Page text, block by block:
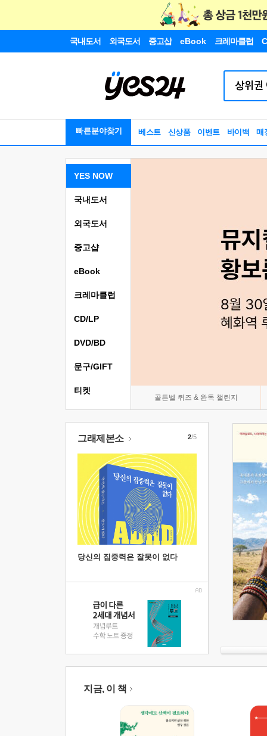
국내도서 외국도서 중고샵 eBook 크레마클럽
빠른분야찾기 베스트 신상품 이벤트 바이백 매
YES NOW
골든벨 퀴즈 & 완독 챌린지
국내도서
외국도서
중고샵
eBook
크레마클럽
CD/LP
DVD/BD
문구/GIFT
티켓
그래제본소
당신의 집중력은 잘못이 없다
2/5
지금, 이 책